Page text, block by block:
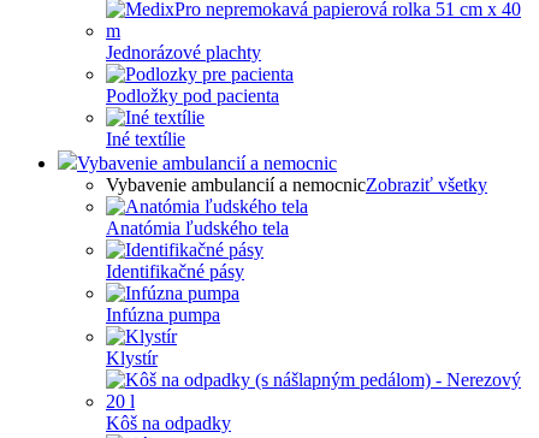
Jednorázové plachty
Podložky pod pacienta
Iné textílie
Vybavenie ambulancií a nemocnic
Vybavenie ambulancií a nemocnicZobraziť všetky
Anatómia ľudského tela
Identifikačné pásy
Infúzna pumpa
Klystír
Kôš na odpadky